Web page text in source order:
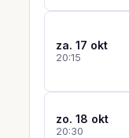
za. 17 okt
20:15
zo. 18 okt
20:30